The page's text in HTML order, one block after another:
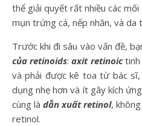
thể giải quyết rất nhiều các
mụn trứng cá, nếp nhăn, và da
Trước khi đi sâu vào vấn đề,
của retinoids:axit retinoictinh
và phải được kê toa từ bác sĩ,
dụng nhẹ hơn và ít gây kích
cùng là dẫn xuất retinol,
retinol.